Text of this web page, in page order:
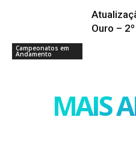
Campeonatos em
Andamento
Ouro –
MAIS